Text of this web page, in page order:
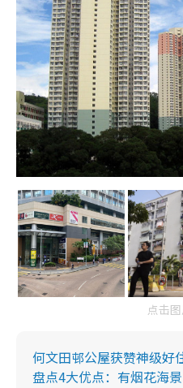
点击
何文田邨公屋获赞神级好
盘点4大优点：有烟花海景